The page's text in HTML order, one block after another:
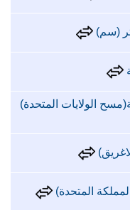
(سم)
الولايات المتحدة)
المتحدة)